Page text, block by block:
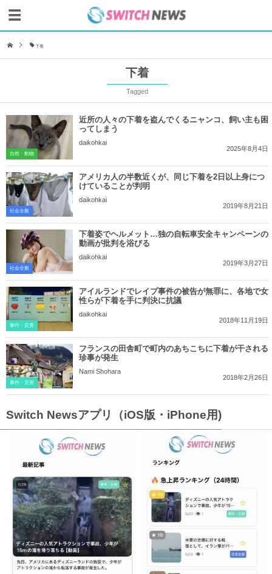
下着
下着
Tagged
自然・動物
近所の人々の下着を盗んでくるニャンコ、飼い主も困
ってしまう
daikohkai
2025年8月4日
社会全般
アメリカ人の半数近くが、同じ下着を2日以上身につ
けていることが判明
daikohkai
2019年8月21日
社会全般
下着姿でヘルメット…独の自転車安全キャンペーンの
動画が批判を浴びる
daikohkai
2019年3月27日
事件・災害
アイルランドでレイプ事件の被告が無罪に、各地で女
性らが下着を手に判決に抗議
daikohkai
2018年11月19日
事件・災害
フランスの田舎町で町内のあちこちに下着が干される
珍事が発生
Nami Shohara
2018年2月26日
Switch Newsアプリ（iOS版・iPhone用)